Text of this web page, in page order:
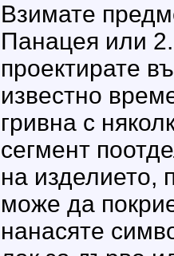
Взимате
Панацея или
проектирате
известно
гривна с
сегмент
на изделието,
може да
нанасяте